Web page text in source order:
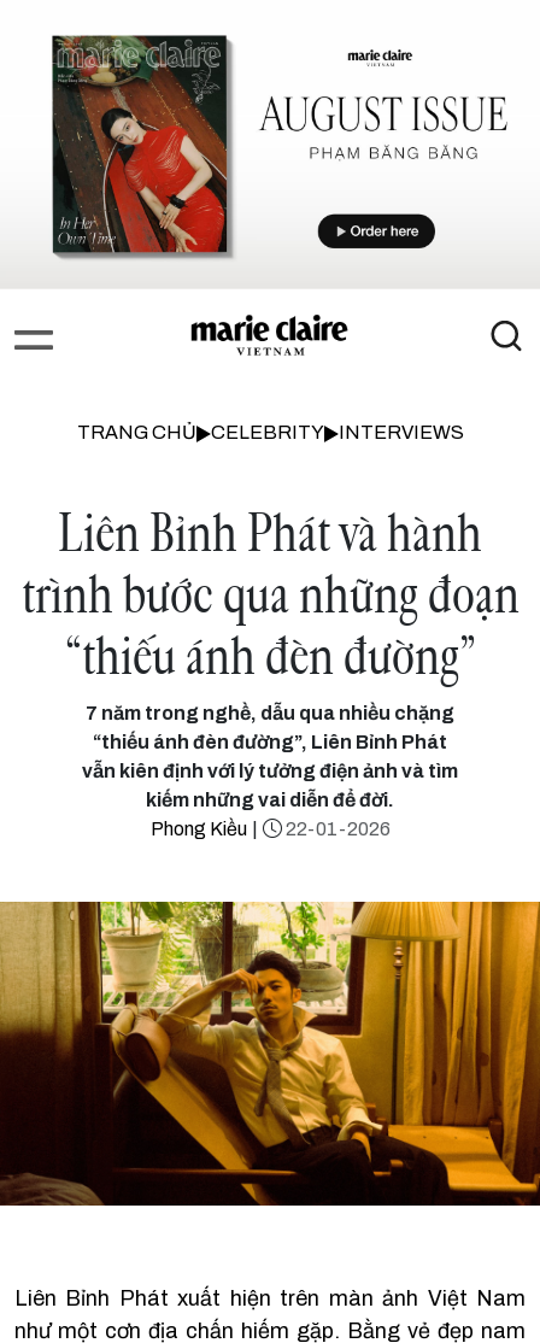
TRANG CHỦ CELEBRITY INTERVIEWS
Liên Bỉnh Phát và hành
trình bước qua những đoạn
“thiếu ánh đèn đường”
7 năm trong nghề, dẫu qua nhiều chặng
“thiếu ánh đèn đường”, Liên Bỉnh Phát
vẫn kiên định với lý tưởng điện ảnh và tìm
kiếm những vai diễn để đời.
Phong Kiều
22-01-2026
Liên Bỉnh Phát xuất hiện trên màn ảnh Việt Nam
như một cơn địa chấn hiếm gặp. Bằng vẻ đẹp nam